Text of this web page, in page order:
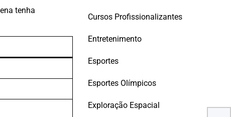
tenha
Cursos Profissionalizantes
Entretenimento
Esportes
Esportes Olímpicos
Exploração Espacial